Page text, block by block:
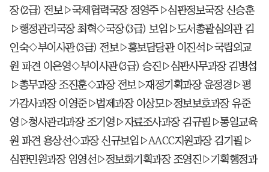
장(2급) 전보▷국제협력국장 정영주▷심판정보국장 신승훈
▷행정관리국장 최혁◇국장(3급) 보임▷도서총괄심의관 김
인숙◇부이사관(3급) 전보▷홍보담당관 이진석▷국립외교
원 파견 이은영◇부이사관(3급) 승진▷심판사무과장 김병섭
▷총무과장 조진훈◇과장 전보▷재정기획과장 윤정경▷평
가감사과장 이영준▷법제과장 이상모▷정보보호과장 유준
영▷청사관리과장 조기영▷자료조사과장 김규필▷통일교육
원 파견 용상선◇과장 신규보임▷AACC지원과장 김기필▷
심판민원과장 임영선▷정보화기획과장 조영진▷기획행정과